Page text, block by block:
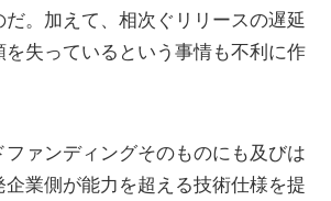
。加えて、相次ぐリリースの遅延
失っているという事情も不利に作
ァンディングそのものにも及びは
企業側が能力を超える技術仕様を提